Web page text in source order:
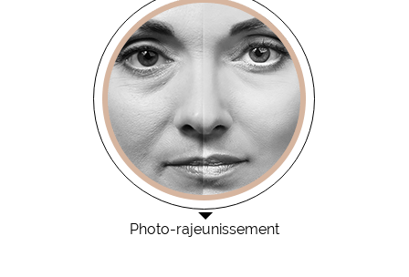
Photo-rajeunissement